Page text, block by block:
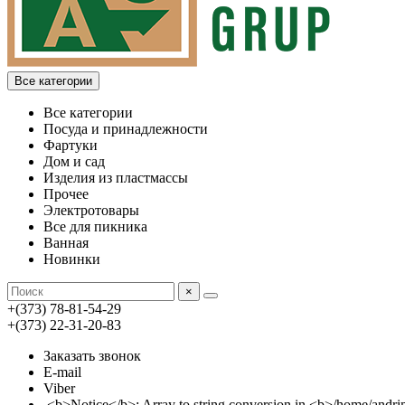
Все категории
Все категории
Посуда и принадлежности
Фартуки
Дом и сад
Изделия из пластмассы
Прочее
Электротовары
Все для пикника
Ванная
Новинки
×
+(373) 78-81-54-29
+(373) 22-31-20-83
Заказать звонок
E-mail
Viber